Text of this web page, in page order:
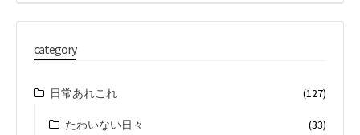
category
日常あれこれ (127)
たわいない日々 (33)